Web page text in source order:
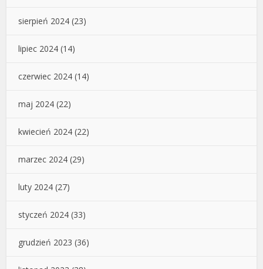
sierpień 2024 (23)
lipiec 2024 (14)
czerwiec 2024 (14)
maj 2024 (22)
kwiecień 2024 (22)
marzec 2024 (29)
luty 2024 (27)
styczeń 2024 (33)
grudzień 2023 (36)